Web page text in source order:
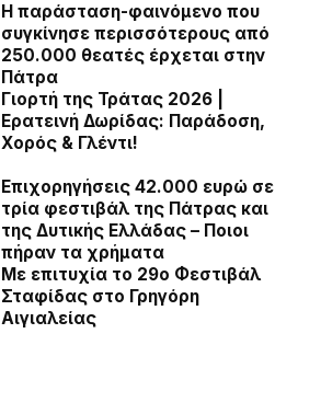
Η παράσταση-φαινόμενο που
συγκίνησε περισσότερους από
250.000 θεατές έρχεται στην
Πάτρα
Γιορτή της Τράτας 2026 |
Ερατεινή Δωρίδας: Παράδοση,
Χορός & Γλέντι!
Επιχορηγήσεις 42.000 ευρώ σε
τρία φεστιβάλ της Πάτρας και
της Δυτικής Ελλάδας – Ποιοι
πήραν τα χρήματα
Με επιτυχία το 29ο Φεστιβάλ
Σταφίδας στο Γρηγόρη
Aιγιαλείας